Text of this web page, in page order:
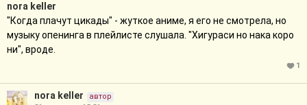
nora keller
"Когда плачут цикады" - жуткое аниме, я его не смотрела, но
музыку опенинга в плейлисте слушала. "Хигураси но нака коро
ни", вроде.
1
nora keller
автор